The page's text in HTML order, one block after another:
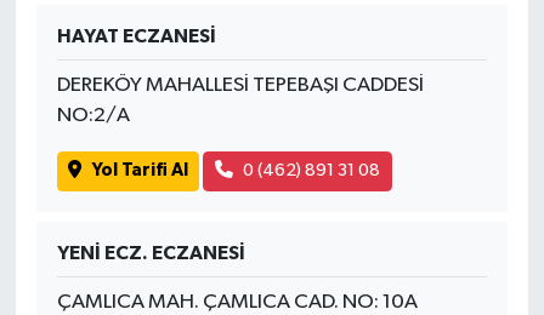
HAYAT ECZANESİ
DEREKÖY MAHALLESİ TEPEBAŞI CADDESİ
NO:2/A
Yol Tarifi Al 0 (462) 891 31 08
YENİ ECZ. ECZANESİ
ÇAMLICA MAH. ÇAMLICA CAD. NO: 10A